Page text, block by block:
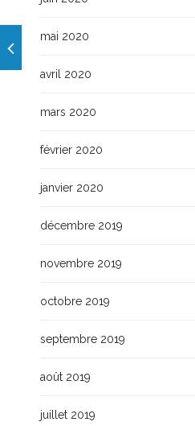
mai 2020
avril 2020
mars 2020
février 2020
janvier 2020
décembre 2019
novembre 2019
octobre 2019
septembre 2019
août 2019
juillet 2019